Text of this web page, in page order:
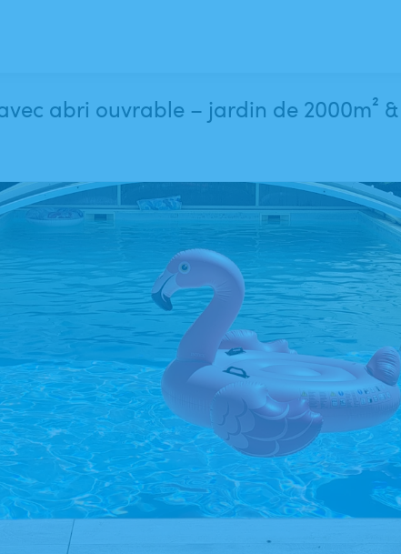
abri ouvrable – jardin de 2000m²